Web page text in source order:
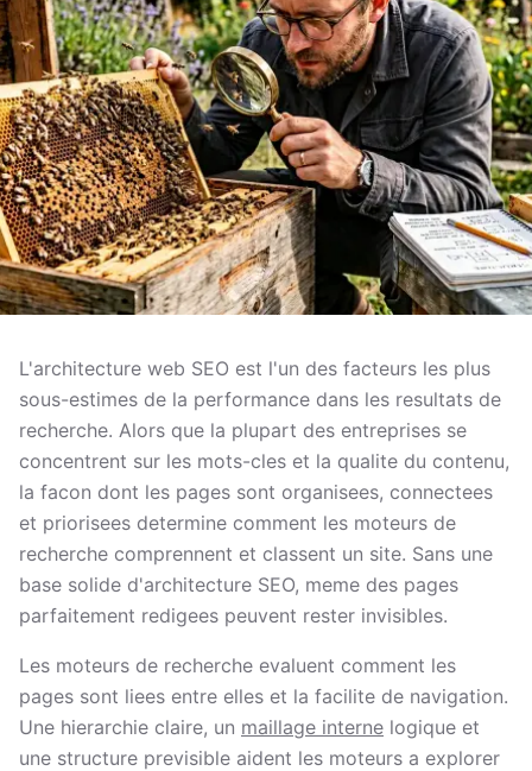
L'architecture web SEO est l'un des facteurs les plus
sous-estimes de la performance dans les resultats de
recherche. Alors que la plupart des entreprises se
concentrent sur les mots-cles et la qualite du contenu,
la facon dont les pages sont organisees, connectees
et priorisees determine comment les moteurs de
recherche comprennent et classent un site. Sans une
base solide d'architecture SEO, meme des pages
parfaitement redigees peuvent rester invisibles.
Les moteurs de recherche evaluent comment les
pages sont liees entre elles et la facilite de navigation.
Une hierarchie claire, un maillage interne logique et
une structure previsible aident les moteurs a explorer